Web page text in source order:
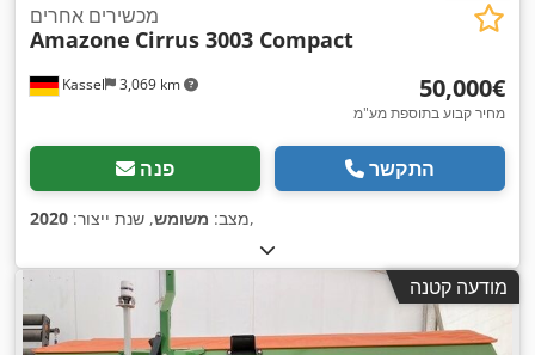
Kassel 3,069 km
מכשירים אחרים
Amazone Cirrus 3003 Compact
‏50,000 ‏€
מחיר קבוע בתוספת מע"מ
פנה התקשר
מצב: משומש, שנת ייצור: 2020 ,
מודעה קטנה